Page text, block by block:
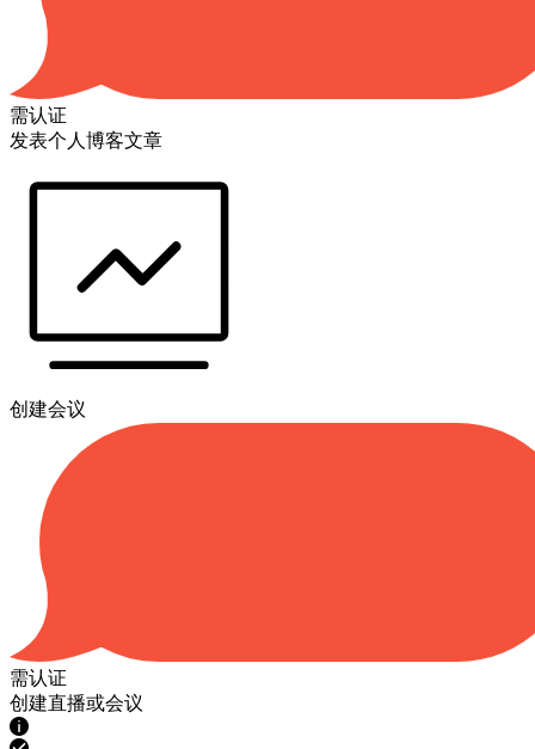
需认证
发表个人博客文章
创建会议
需认证
创建直播或会议